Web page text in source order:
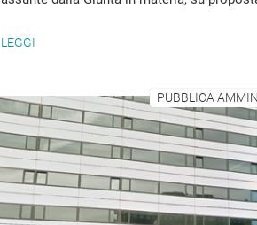
LEGGI
PUBBLICA